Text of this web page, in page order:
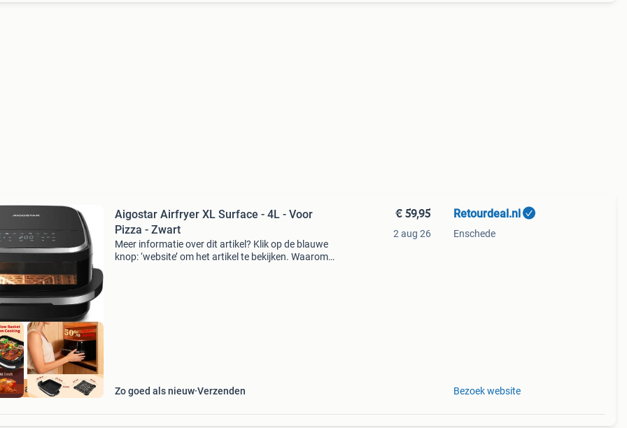
Korting
Aigostar Airfryer XL Surface - 4L - Voor
Pizza - Zwart
Meer informatie over dit artikel? Klik op de blauwe
knop: ‘website’ om het artikel te bekijken. Waarom
Zo goed als nieuw Verzenden
€ 59,95
2 aug 26
Retourdeal.nl
Enschede
Bezoek website